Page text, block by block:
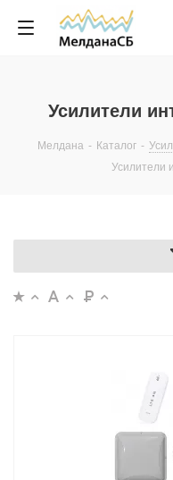
Усилители
Мелдана - Каталог -
Усилители